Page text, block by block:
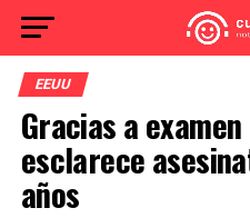
EEUU
Gracias a
esclarece
años